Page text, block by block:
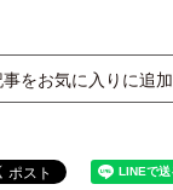
事をお気に入りに追加